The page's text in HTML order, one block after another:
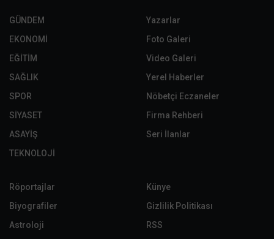
GÜNDEM
EKONOMİ
EĞİTİM
SAĞLIK
SPOR
SİYASET
ASAYİŞ
TEKNOLOJİ
Yazarlar
Foto Galeri
Video Galeri
Yerel Haberler
Nöbetçi Eczaneler
Firma Rehberi
Seri İlanlar
Röportajlar
Biyografiler
Astroloji
Künye
Gizlilik Politikası
RSS